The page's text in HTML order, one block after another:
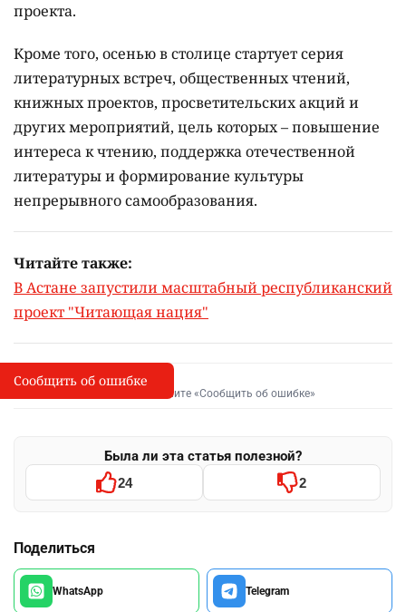
проекта.
Кроме того, осенью в столице стартует серия
литературных встреч, общественных чтений,
книжных проектов, просветительских акций и
других мероприятий, цель которых –повышение
интереса к чтению, поддержка отечественной
литературы и формирование культуры
непрерывного самообразования.
Читайте также:
В Астане запустили масштабный республиканский
проект "Читающая нация"
I
Сообщить об опечатке
Выделите фрагмент и нажмите «Сообщить об ошибке»
Была ли эта статья полезной?
24 2
Поделиться
WhatsApp Telegram
Сообщить об ошибке